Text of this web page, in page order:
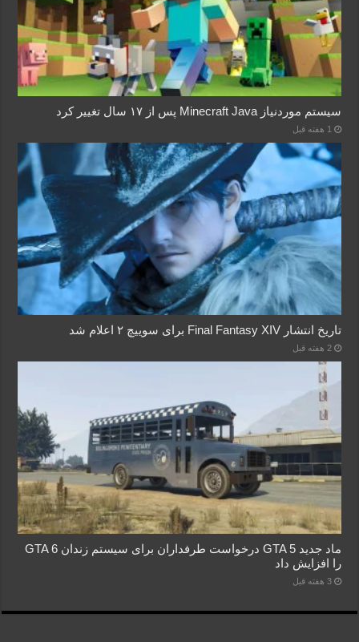
سیستم موردنیاز Minecraft Java پس از ۱۷ سال تغییر کرد
1 هفته قبل
تاریخ انتشار Final Fantasy XIV برای سوییچ ۲ اعلام شد
2 هفته قبل
ماد جدید GTA 5 درخواست طرفداران برای سیستم زندان GTA 6
را افزایش داد
3 هفته قبل